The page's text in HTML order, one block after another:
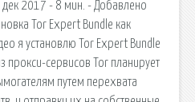
дек 2017 - 8 мин. - Добавлено
Tor Expert Bundle как
я установлю Tor Expert Bundle
прокси-сервисов Tor планирует
путем перехвата